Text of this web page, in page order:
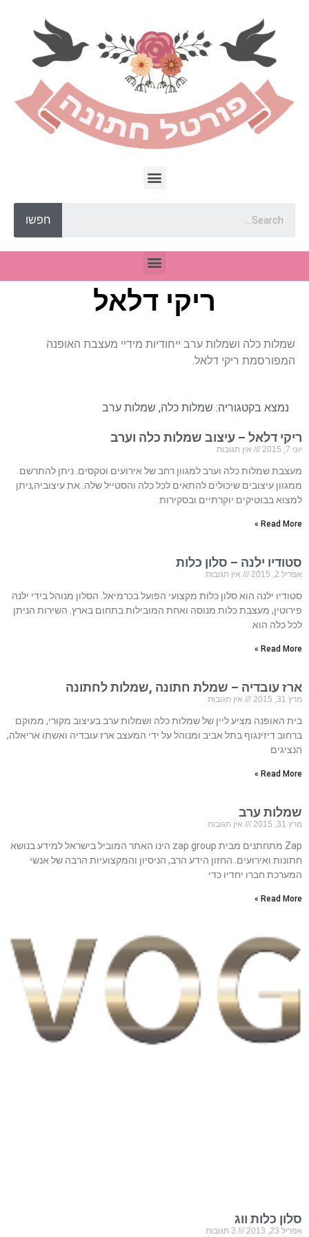
חפשו
ריקי דלאל
שמלות כלה ושמלות ערב ייחודיות מידיי מעצבת האופנה
המפורסמת ריקי דלאל.
נמצא בקטגוריה: שמלות כלה, שמלות ערב
ריקי דלאל – עיצוב שמלות כלה וערב
יוני 7, 2015 אין תגובות
מעצבת שמלות כלה וערב למגוון רחב של אירועים וטקסים. ניתן להתרשם
ממגוון עיצובים שיכולים להתאים לכל כלה והסטייל שלה. את עיצוביה,ניתן
למצוא בבוטיקים יוקרתיים ובסקירות
Read More »
סטודיו ילנה – סלון כלות
אפריל 2, 2015 אין תגובות
סטודיו ילנה הוא סלון כלות מקצועי הפועל בכרמיאל. הסלון מנוהל בידי ילנה
פירוטין, מעצבת כלות מנוסה ואחת המובילות בתחום בארץ. השירות הניתן
לכל כלה הוא
Read More »
ארז עובדיה – שמלת חתונה ,שמלות לחתונה
מרץ 31, 2015 אין תגובות
בית האופנה מציע ליין של שמלות כלה ושמלות ערב בעיצוב מקורי, ממוקם
ברחוב דיזינגוף בתל אביב ומנוהל על ידי המעצב ארז עובדיה ואשתו אריאלה,
הנציגים
Read More »
שמלות ערב
מרץ 31, 2015 אין תגובות
Zap מתחתנים מבית zap group הינו האתר המוביל בישראל למידע בנושא
חתונות ואירועים. החזון הידע הרב, הניסיון והמקצועיות הרבה של אנשי
המערכת חברו יחדיו כדי
Read More »
סלון כלות ווג
אפריל 23, 2013